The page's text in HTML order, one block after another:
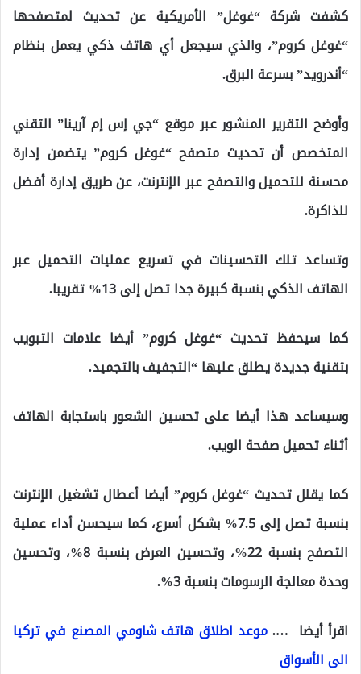
كشفت شركة “غوغل” الأمريكية عن تحديث لمتصفحها
“غوغل كروم”، والذي سيجعل أي هاتف ذكي يعمل بنظام
“أندرويد” بسرعة البرق.
وأوضح التقرير المنشور عبر موقع “جي إس إم آرينا” التقني
المتخصص أن تحديث متصفح “غوغل كروم” يتضمن إدارة
محسنة للتحميل والتصفح عبر الإنترنت، عن طريق إدارة أفضل
للذاكرة.
وتساعد تلك التحسينات في تسريع عمليات التحميل عبر
الهاتف الذكي بنسبة كبيرة جدا تصل إلى 13% تقريبا.
كما سيحفظ تحديث “غوغل كروم” أيضا علامات التبويب
بتقنية جديدة يطلق عليها “التجفيف بالتجميد.
وسيساعد هذا أيضا على تحسين الشعور باستجابة الهاتف
أثناء تحميل صفحة الويب.
كما يقلل تحديث “غوغل كروم” أيضا أعطال تشغيل الإنترنت
بنسبة تصل إلى 7.5% بشكل أسرع، كما سيحسن أداء عملية
التصفح بنسبة 22%، وتحسين العرض بنسبة 8%، وتحسين
وحدة معالجة الرسومات بنسبة 3%.
اقرأ أيضا ….موعد اطلاق هاتف شاومي المصنع في تركيا
الى الأسواق